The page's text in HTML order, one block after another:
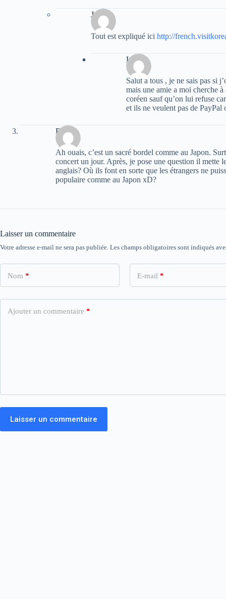
Jake
Tout est expliqué ici http://
Lisou
Salut a tous , je ne sais pas si
mais une amie a moi cherche
coréen sauf qu’on lui refuse
et ils ne veulent pas de
Rion
Ah ouais, c’est un sacré bordel comme au Japon.
concert un jour. Après, je pose une question il mette
anglais? Où ils font en sorte que les étrangers ne
populaire comme au Japon xD?
Laisser un commentaire
Votre adresse e-mail ne sera pas publiée. Les champs obligatoires sont indiqués
Nom * E-mail*
Ajouter un commentaire *
Laisser un commentaire